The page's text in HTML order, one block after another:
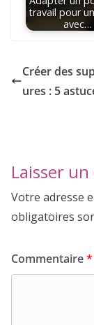
travail pour
avec…
Créer des
ures : 5
Laisser
Votre adresse
obligatoires
Commentaire*